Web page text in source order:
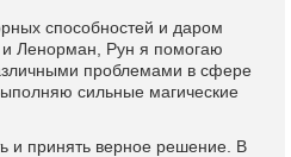
способностей и даром
и Ленорман, Рун я помогаю
проблемами в сфере
сильные магические
и принять верное решение. В